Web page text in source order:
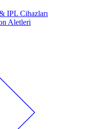
IPL Cihazları
Aletleri